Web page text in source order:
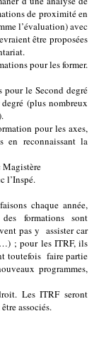
de proximité en
l’évaluation) avec
être proposées
pour les former.
le Second degré
(plus nombreux
pour les axes,
en reconnaissant la
Magistère
l’Inspé.
chaque année,
formations sont
pas y assister car
; pour les ITRF, ils
toutefois faire partie
programmes,
Les ITRF seront
associés.